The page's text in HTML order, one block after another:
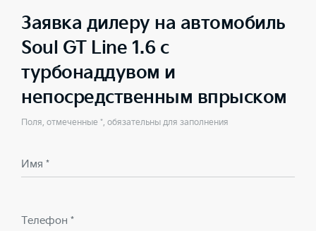
Заявка дилеру на автомобиль
Soul GT Line 1.6 с
турбонаддувом и
непосредственным впрыском
Поля, отмеченные *, обязательны для заполнения
Имя *
Телефон *